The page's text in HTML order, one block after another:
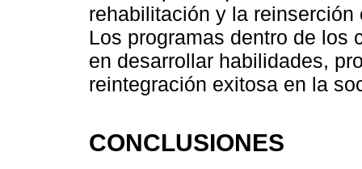
rehabilitación y la
Los programas dentro de los
en desarrollar habilidades,
reintegración exitosa en la
CONCLUSIONES